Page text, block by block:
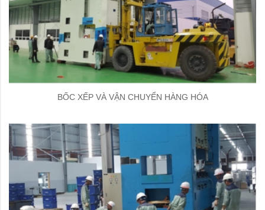
BỐC XẾP VÀ VẬN CHUYỂN HÀNG HÓA